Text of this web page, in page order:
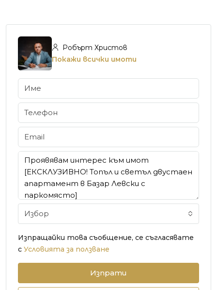
Робърт Христов
Покажи всички имоти
Избор
Изпращайки това съобщение, се съгласявате
с Условията за ползване
Изпрати